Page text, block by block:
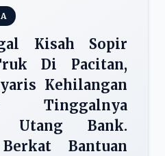
Kisah Sopir
Di Pacitan,
Kehilangan
Tinggalnya
Utang Bank.
Bantuan